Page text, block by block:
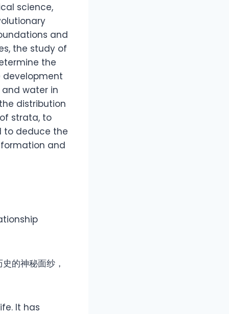
science,
and
the study of
the
development
water in
distribution
strata, to
to deduce the
and
的神秘面纱，
It has